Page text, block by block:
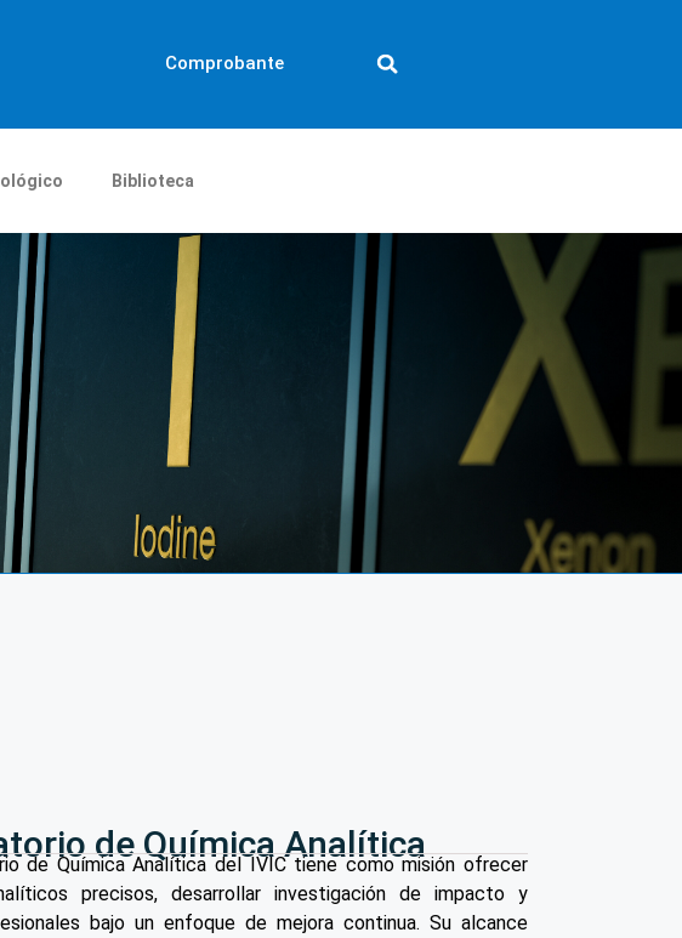
Comprobante
Biblioteca
de Química Analítica
de Química Analítica del IVIC tiene como misión ofrecer
precisos, desarrollar investigación de impacto y
bajo un enfoque de mejora continua. Su alcance